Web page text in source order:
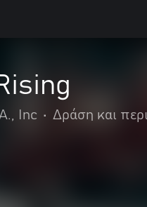
Inc • Δράση και